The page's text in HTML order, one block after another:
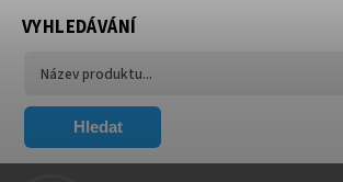
VYHLEDÁVÁNÍ
Hledat